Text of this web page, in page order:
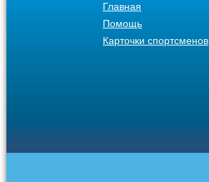
Главная
Помощь
Карточки спортсменов